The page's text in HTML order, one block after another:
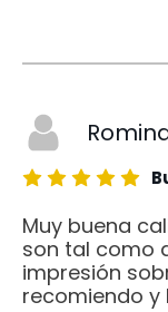
Muy buena
son tal como
impresión
recomiendo y